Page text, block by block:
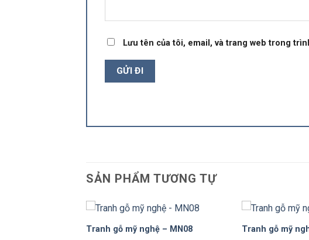
Lưu tên của tôi, email, và trang web trong
SẢN PHẨM TƯƠNG TỰ
Tranh gỗ mỹ nghệ – MN08 Tranh gỗ mỹ